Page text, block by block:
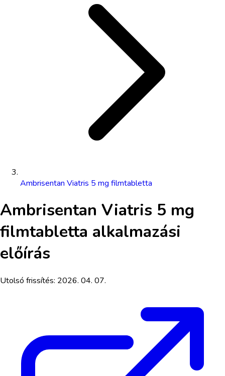
Ambrisentan Viatris 5 mg filmtabletta
Ambrisentan Viatris 5 mg
filmtabletta alkalmazási
előírás
Utolsó frissítés: 2026. 04. 07.